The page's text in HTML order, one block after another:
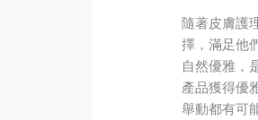
隨著皮膚護
擇，滿足他
自然優雅，
產品獲得優
舉動都有可